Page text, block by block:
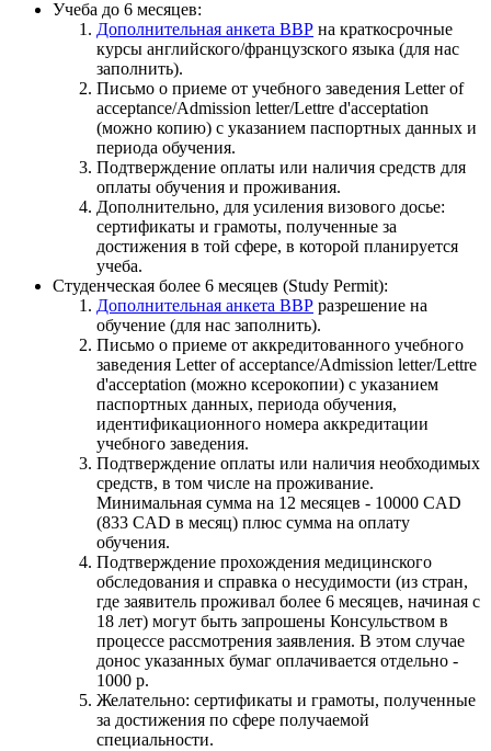
Учеба до 6 месяцев:
Дополнительная анкета ВВР на краткосрочные
курсы английского/французского языка (для нас
заполнить).
Письмо о приеме от учебного заведения Letter of
acceptance/Admission letter/Lettre d'acceptation
(можно копию) с указанием паспортных данных и
периода обучения.
Подтверждение оплаты или наличия средств для
оплаты обучения и проживания.
Дополнительно, для усиления визового досье:
сертификаты и грамоты, полученные за
достижения в той сфере, в которой планируется
учеба.
Студенческая более 6 месяцев (Study Permit):
Дополнительная анкета ВВР разрешение на
обучение (для нас заполнить).
Письмо о приеме от аккредитованного учебного
заведения Letter of acceptance/Admission letter/Lettre
d'acceptation (можно ксерокопии) с указанием
паспортных данных, периода обучения,
идентификационного номера аккредитации
учебного заведения.
Подтверждение оплаты или наличия необходимых
средств, в том числе на проживание.
Минимальная сумма на 12 месяцев - 10000 CAD
(833 CAD в месяц) плюс сумма на оплату
обучения.
Подтверждение прохождения медицинского
обследования и справка о несудимости (из стран,
где заявитель проживал более 6 месяцев, начиная с
18 лет) могут быть запрошены Консульством в
процессе рассмотрения заявления. В этом случае
донос указанных бумаг оплачивается отдельно -
1000 р.
Желательно: сертификаты и грамоты, полученные
за достижения по сфере получаемой
специальности.